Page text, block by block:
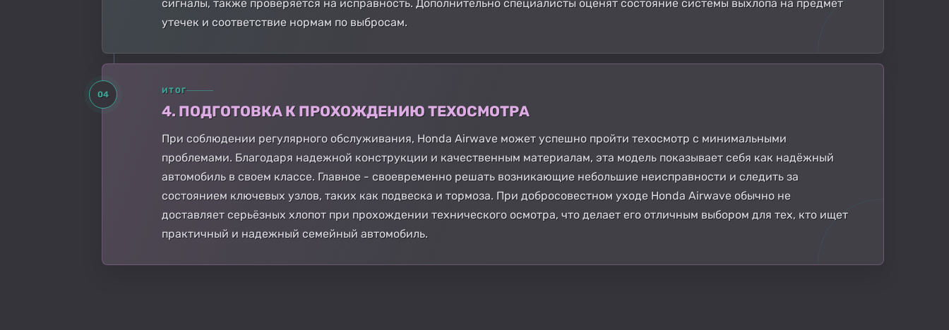
сигналы, также проверяется на исправность. Дополнительно специалисты оценят состояние системы выхлопа на предмет
утечек и соответствие нормам по выбросам.
04 ИТОГ
4. ПОДГОТОВКА К ПРОХОЖДЕНИЮ ТЕХОСМОТРА
При соблюдении регулярного обслуживания, Honda Airwave может успешно пройти техосмотр с минимальными
проблемами. Благодаря надежной конструкции и качественным материалам, эта модель показывает себя как надёжный
автомобиль в своем классе. Главное - своевременно решать возникающие небольшие неисправности и следить за
состоянием ключевых узлов, таких как подвеска и тормоза. При добросовестном уходе Honda Airwave обычно не
доставляет серьёзных хлопот при прохождении технического осмотра, что делает его отличным выбором для тех, кто ищет
практичный и надежный семейный автомобиль.